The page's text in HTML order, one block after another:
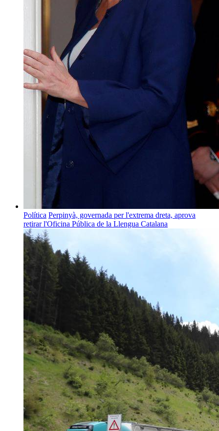
Política Perpinyà, governada per l'extrema dreta, aprova
retirar l'Oficina Pública de la Llengua Catalana